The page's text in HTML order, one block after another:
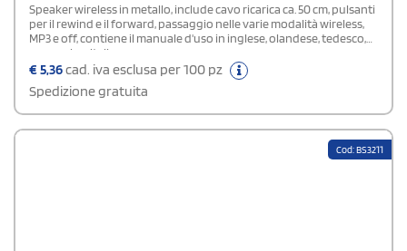
Speaker wireless in metallo, include cavo ricarica ca. 50 cm, pulsanti
per il rewind e il forward, passaggio nelle varie modalità wireless,
MP3 e off, contiene il manuale d'uso in inglese, olandese, tedesco,
spagnolo e italiano
€5,36cad. iva esclusa per 100 pz
Spedizione gratuita
Cod: BS3211